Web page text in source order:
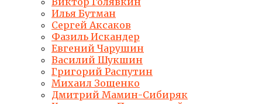
Илья Бутман
Сергей Аксаков
Фазиль Искандер
Евгений Чарушин
Василий Шукшин
Григорий Распутин
Михаил Зощенко
Дмитрий Мамин-Сибиряк